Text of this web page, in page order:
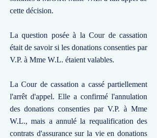
cette décision.
La question posée à la Cour de cassation
était de savoir si les donations consenties par
V.P. à Mme W.L. étaient valables.
La Cour de cassation a cassé partiellement
l'arrêt d'appel. Elle a confirmé l'annulation
des donations consenties par V.P. à Mme
W.L., mais a annulé la requalification des
contrats d'assurance sur la vie en donations